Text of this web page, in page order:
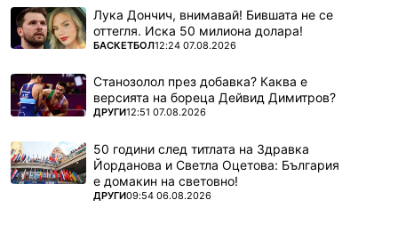
Лука Дончич, внимавай! Бившата не се
оттегля. Иска 50 милиона долара!
ПОВЕЧЕ ОТ
БАСКЕТБОЛ12:24 07.08.2026
Станозолол през добавка? Каква е
версията на бореца Дейвид Димитров?
ПОВЕЧЕ ОТ
ДРУГИ12:51 07.08.2026
50 години след титлата на Здравка
Йорданова и Светла Оцетова: България
е домакин на световно!
ПОВЕЧЕ ОТ
ДРУГИ09:54 06.08.2026